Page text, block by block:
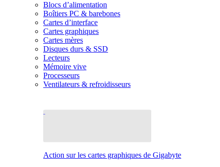
Blocs d’alimentation
Boîtiers PC & barebones
Cartes d’interface
Cartes graphiques
Cartes mères
Disques durs & SSD
Lecteurs
Mémoire vive
Processeurs
Ventilateurs & refroidisseurs
Action sur les cartes graphiques de Gigabyte